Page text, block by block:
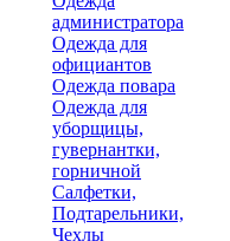
администратора
Одежда для
официантов
Одежда повара
Одежда для
уборщицы,
гувернантки,
горничной
Салфетки,
Подтарельники,
Чехлы